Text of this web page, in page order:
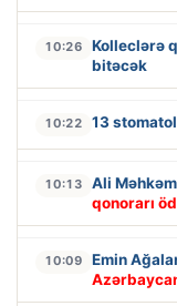
10:26
Kolleclərə
bitəcək
10:22 13
10:13 Ali
qonorarı
10:09 Emin